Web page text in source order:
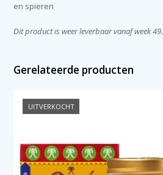
en spieren
Dit product is weer leverbaar vanaf week 49.
Gerelateerde producten
UITVERKOCHT